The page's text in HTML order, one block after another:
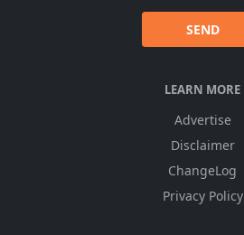
SEND
LEARN MORE
Advertise
Disclaimer
ChangeLog
Privacy Policy